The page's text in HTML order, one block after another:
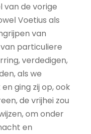
van de vorige
Voetius als
van
van particuliere
verdedigen,
als we
ging zij op, ook
de vrijhei zou
om onder
en